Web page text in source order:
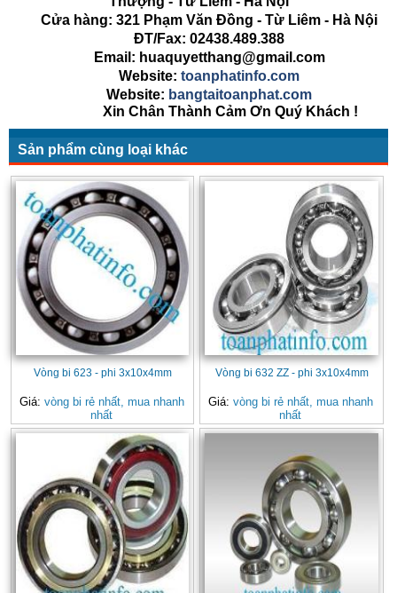
Cửa hàng: 321 Phạm Văn Đồng - Từ Liêm - Hà Nội
ĐT/Fax: 02438.489.388
Email: huaquyetthang@gmail.com
Website: toanphatinfo.com
Website: bangtaitoanphat.com
Xin Chân Thành Cảm Ơn Quý Khách !
Sản phẩm cùng loại khác
Vòng bi 623 - phi 3x10x4mm
Giá: vòng bi rẻ nhất, mua nhanh
nhất
Vòng bi 632 ZZ - phi 3x10x4mm
Giá: vòng bi rẻ nhất, mua nhanh
nhất